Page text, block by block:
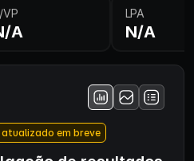
VP
A
LPA
N/A
em breve